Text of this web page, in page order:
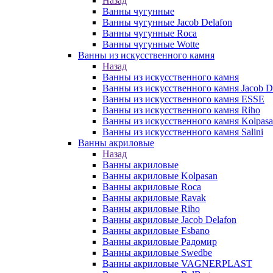
Ванны чугунные
Ванны чугунные Jacob Delafon
Ванны чугунные Roca
Ванны чугунные Wotte
Ванны из искусственного камня
Назад
Ванны из искусственного камня
Ванны из искусственного камня Jacob
Ванны из искусственного камня ESSE
Ванны из искусственного камня Riho
Ванны из искусственного камня
Ванны из искусственного камня Salini
Ванны акриловые
Назад
Ванны акриловые
Ванны акриловые Kolpasan
Ванны акриловые Roca
Ванны акриловые Ravak
Ванны акриловые Riho
Ванны акриловые Jacob Delafon
Ванны акриловые Esbano
Ванны акриловые Радомир
Ванны акриловые Swedbe
Ванны акриловые VAGNERPLAST